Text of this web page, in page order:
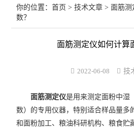
你的位置：首页 >技术文章 > 面筋测
数？
面筋测定仪如何计算
2022-06-08 技
面筋测定仪是用来测定面粉中湿
数）的专用仪器，特别适合样品量多
和面粉加工、粮油科研机构、粮食贮